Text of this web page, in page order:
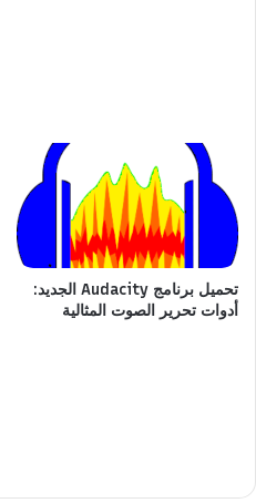
تحميل برنامج Audacity الجديد:
أدوات تحرير الصوت المثالية